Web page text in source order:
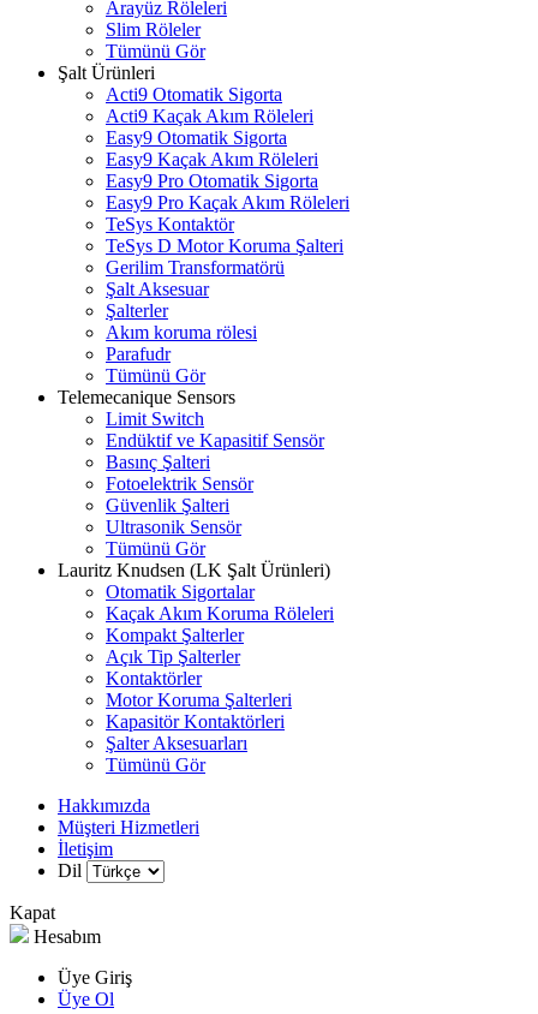
Arayüz Röleleri
Slim Röleler
Tümünü Gör
Şalt Ürünleri
Acti9 Otomatik Sigorta
Acti9 Kaçak Akım Röleleri
Easy9 Otomatik Sigorta
Easy9 Kaçak Akım Röleleri
Easy9 Pro Otomatik Sigorta
Easy9 Pro Kaçak Akım Röleleri
TeSys Kontaktör
TeSys D Motor Koruma Şalteri
Gerilim Transformatörü
Şalt Aksesuar
Şalterler
Akım koruma rölesi
Parafudr
Tümünü Gör
Telemecanique Sensors
Limit Switch
Endüktif ve Kapasitif Sensör
Basınç Şalteri
Fotoelektrik Sensör
Güvenlik Şalteri
Ultrasonik Sensör
Tümünü Gör
Lauritz Knudsen (LK Şalt Ürünleri)
Otomatik Sigortalar
Kaçak Akım Koruma Röleleri
Kompakt Şalterler
Açık Tip Şalterler
Kontaktörler
Motor Koruma Şalterleri
Kapasitör Kontaktörleri
Şalter Aksesuarları
Tümünü Gör
Hakkımızda
Müşteri Hizmetleri
İletişim
Dil
Kapat
Hesabım
Üye Giriş
Üye Ol